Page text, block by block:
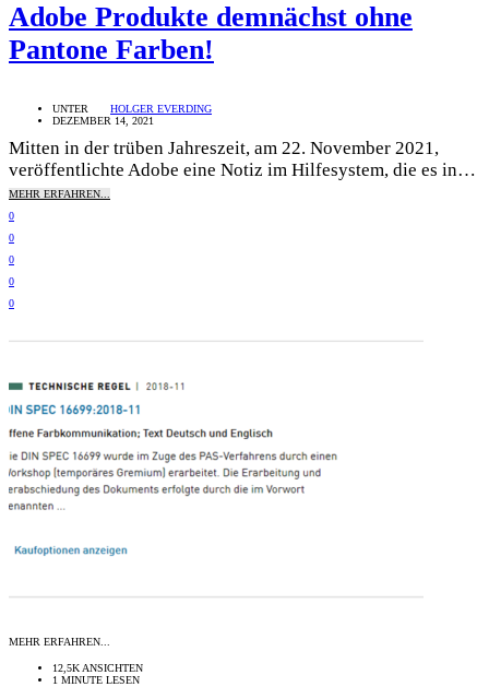
Adobe Produkte demnächst ohne
Pantone Farben!
UNTER
HOLGER EVERDING
DEZEMBER 14, 2021
Mitten in der trüben Jahreszeit, am 22. November 2021,
veröffentlichte Adobe eine Notiz im Hilfesystem, die es in…
MEHR ERFAHREN...
0
0
0
0
0
MEHR ERFAHREN...
12,5K ANSICHTEN
1 MINUTE LESEN